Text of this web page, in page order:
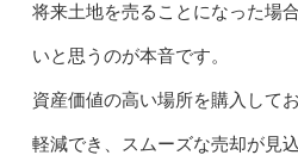
将来土地を売ることになった場
いと思うのが本音です。
資産価値の高い場所を購入して
軽減でき、スムーズな売却が見